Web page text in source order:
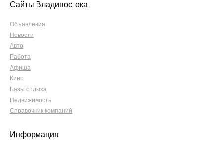
Сайты Владивостока
Объявления
Новости
Авто
Работа
Афиша
Кино
Базы отдыха
Недвижимость
Справочник компаний
Информация